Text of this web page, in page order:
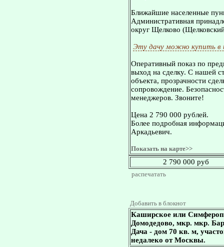
Ближайшие населенные
Административная
округ Щелково
Эту дачу можно купить в
Оперативный показ по
выход на сделку. С нашей
объекта, прозрачности
сопровождение.
менеджеров. Звоните!
Цена 2 790 000 рублей.
Более подробная
Аркадьевич.
Показать на карте>>
2 790 000 руб
распечатать
Добавить в блокнот
Каширское или
Домодедово, мкр. мкр.
Дача - дом 70 кв. м,
недалеко от Москвы.